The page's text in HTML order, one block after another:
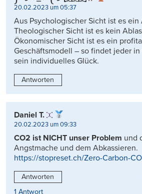
20.02.2023 um 05:37
Aus Psychologischer Sicht ist es ein
Theologischer Sicht ist es kein
Ökonomischer Sicht ist es ein
Geschäftsmodell – so findet jeder
sein individuelles Glück.
Antworten
Daniel T.
20.02.2023 um 09:33
CO2 ist NICHT unser Problem und
Angstmache und dem Abkassieren.
https://stopreset.ch/Zero-Carbon-
Antworten
1 Antwort